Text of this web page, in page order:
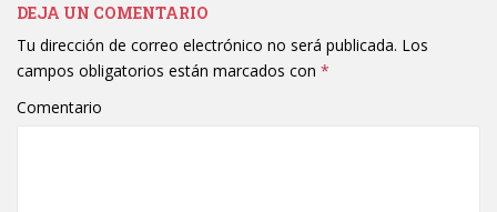
DEJA UN COMENTARIO
Tu dirección de correo electrónico no será publicada. Los
campos obligatorios están marcados con *
Comentario